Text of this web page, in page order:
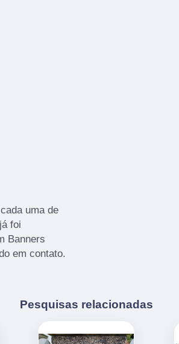
uma de
foi
Banners
em contato.
Pesquisas relacionadas